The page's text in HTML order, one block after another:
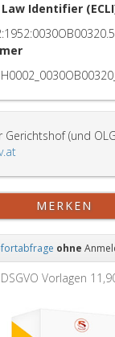
Identifier
(und
MERKEN
ohne